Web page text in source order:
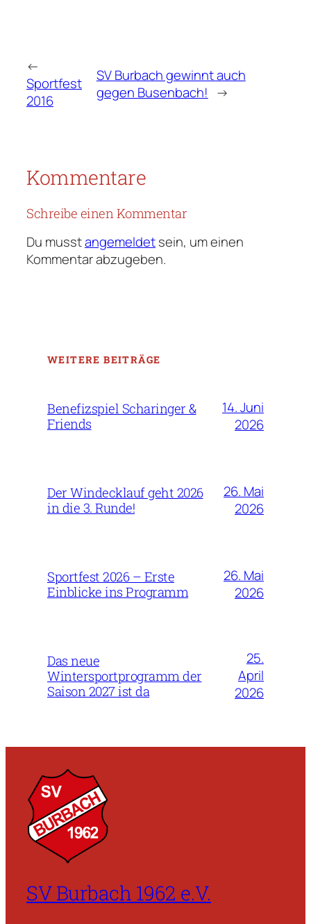
←
Sportfest
2016
SV Burbach gewinnt auch
gegen Busenbach! →
Kommentare
Schreibe einen Kommentar
Du musstangemeldetsein, um einen
Kommentar abzugeben.
WEITERE BEITRÄGE
Benefizspiel Scharinger &
Friends
14. Juni
2026
Der Windecklauf geht 2026
in die 3. Runde!
26. Mai
2026
Sportfest 2026 – Erste
Einblicke ins Programm
26. Mai
2026
Das neue
Wintersportprogramm der
Saison 2027 ist da
25.
April
2026
SV Burbach 1962 e.V.